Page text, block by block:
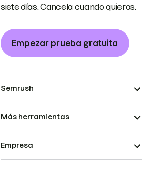
siete días. Cancela cuando quieras.
Empezar prueba gratuita
Semrush
Más herramientas
Empresa